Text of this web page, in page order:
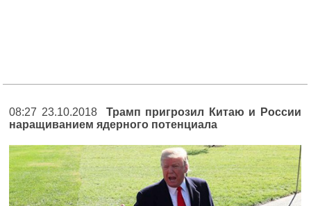
08:27 23.10.2018 Трамп пригрозил Китаю и России
наращиванием ядерного потенциала